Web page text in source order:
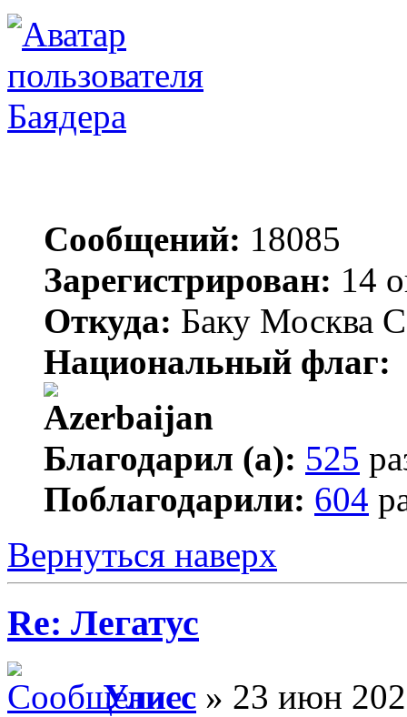
Баядера
Сообщений: 18085
Зарегистрирован: 14
Откуда: Баку Москва
Национальный флаг:
Благодарил (а): 525
Поблагодарили: 604
Вернуться наверх
Re: Легатус
Улисс » 23 июн